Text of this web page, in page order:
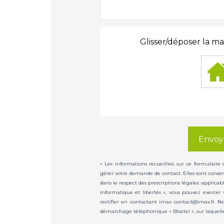
Glisser/déposer la
« Les informations recueillies sur ce
gérer votre demande de contact. Elles sont
dans le respect des prescriptions légales
informatique et libertés », vous pouvez
rectifier en contactant imax contact@imax.fr.
démarchage téléphonique « Bloctel », sur